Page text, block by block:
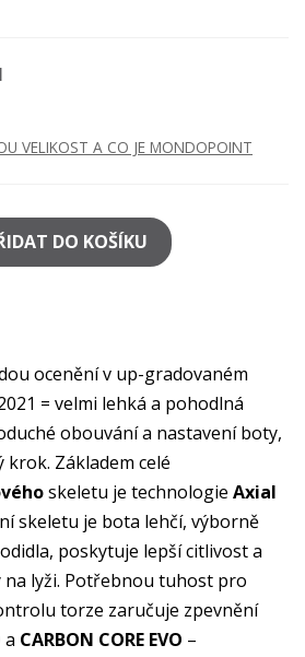
VELIKOST A CO JE MONDOPOINT
DO KOŠÍKU
ocenění v up-gradovaném
= velmi lehká a pohodlná
obouvání a nastavení boty,
Základem celé
skeletu je technologie Axial
skeletu je bota lehčí, výborně
poskytuje lepší citlivost a
lyži. Potřebnou tuhost pro
torze zaručuje zpevnění
a CARBON CORE EVO –